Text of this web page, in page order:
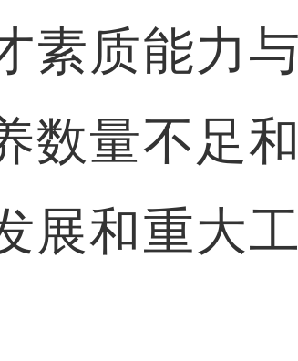
素质能力
数量不足
展和重大